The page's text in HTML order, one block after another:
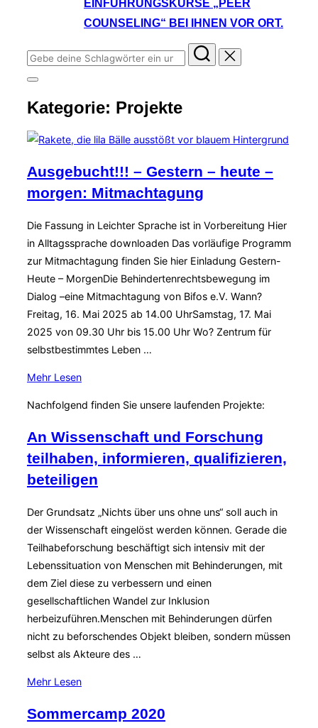
EINFÜHRUNGSKURSE „PEER
COUNSELING“ BEI IHNEN VOR ORT.
Suchen
nach:
Seitenleiste
Navigation
umschalten
Kategorie: Projekte
Ausgebucht!!! – Gestern – heute –
morgen: Mitmachtagung
Die Fassung in Leichter Sprache ist in Vorbereitung Hier
in Alltagssprache downloaden Das vorläufige Programm
zur Mitmachtagung finden Sie hier Einladung Gestern-
Heute – MorgenDie Behindertenrechtsbewegung im
Dialog –eine Mitmachtagung von Bifos e.V. Wann?
Freitag, 16. Mai 2025 ab 14.00 UhrSamstag, 17. Mai
2025 von 09.30 Uhr bis 15.00 Uhr Wo? Zentrum für
selbstbestimmtes Leben …
Mehr über
–
Gestern
–
heute
–
Mitmachtagung“
Lesen
Nachfolgend finden Sie unsere laufenden Projekte:
An Wissenschaft und Forschung
teilhaben, informieren, qualifizieren,
beteiligen
Der Grundsatz „Nichts über uns ohne uns“ soll auch in
der Wissenschaft eingelöst werden können. Gerade die
Teilhabeforschung beschäftigt sich intensiv mit der
Lebenssituation von Menschen mit Behinderungen, mit
dem Ziel diese zu verbessern und einen
gesellschaftlichen Wandel zur Inklusion
herbeizuführen.Menschen mit Behinderungen dürfen
nicht zu beforschendes Objekt bleiben, sondern müssen
selbst als Akteure des …
Mehr über
Wissenschaft
Lesen
Sommercamp 2020